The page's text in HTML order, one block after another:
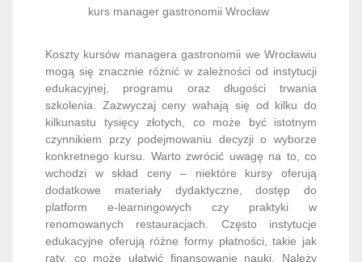
kurs manager gastronomii Wrocław
Koszty kursów managera gastronomii we Wrocławiu
mogą się znacznie różnić w zależności od instytucji
edukacyjnej, programu oraz długości trwania
szkolenia. Zazwyczaj ceny wahają się od kilku do
kilkunastu tysięcy złotych, co może być istotnym
czynnikiem przy podejmowaniu decyzji o wyborze
konkretnego kursu. Warto zwrócić uwagę na to, co
wchodzi w skład ceny – niektóre kursy oferują
dodatkowe materiały dydaktyczne, dostęp do
platform e-learningowych czy praktyki w
renomowanych restauracjach. Często instytucje
edukacyjne oferują różne formy płatności, takie jak
raty, co może ułatwić finansowanie nauki. Należy